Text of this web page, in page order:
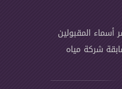
أسماء المقبولين
شركة مياه